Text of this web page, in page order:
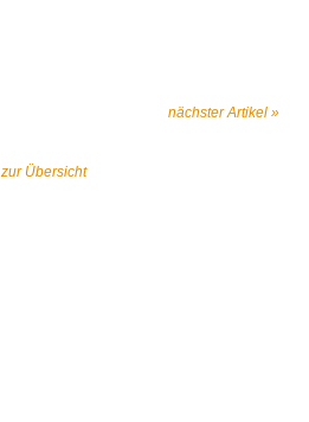
zur Übersicht
nächster Artikel »